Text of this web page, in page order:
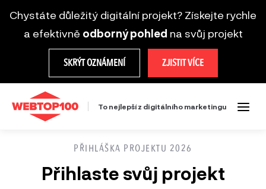
Chystáte důležitý digitální projekt? Získejte rychle
a efektivně odborný pohled na svůj projekt
SKRÝT OZNÁMENÍ ZJISTIT VÍCE
To nejlepší z digitálního marketingu
PŘIHLÁŠKA PROJEKTU 2026
Přihlaste svůj projekt